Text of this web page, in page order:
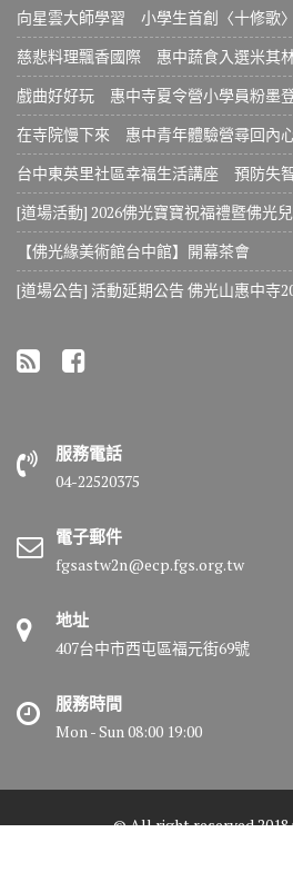
向星雲大師學習 小學生首創〈十修歌
慈悲料理飄香國際 惠中蔬食入選米其
戲曲好好玩 惠中寺夏令營小學員粉墨
在寺院慢下來 惠中青年體驗營尋回內
台中東英里社區幸福生活講座 預防失
[道場活動] 2026佛光寶寶祝福禮暨佛光
【佛光緣美術館台中館】開幕茶會
[道場公告] 活動延期公告 佛光山惠中寺
服務電話
04-22520375
電子郵件
fgsastw2n@ecp.fgs.org.tw
地址
407台中市西屯區福元街69號
服務時間
Mon - Sun 08:00 19:00
© All right reserved 2018